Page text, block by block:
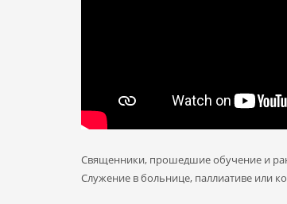
Священники, прошедшие обучение и
Служение в больнице, паллиативе или